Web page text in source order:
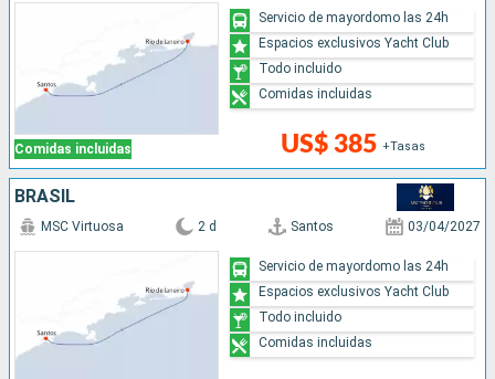
Comidas incluidas US$ 385 +Tasas
Servicio de mayordomo las 24h
Espacios exclusivos Yacht Club
Todo incluido
Comidas incluidas
BRASIL
MSC Virtuosa 2 d Santos 03/04/2027
Servicio de mayordomo las 24h
Espacios exclusivos Yacht Club
Todo incluido
Comidas incluidas